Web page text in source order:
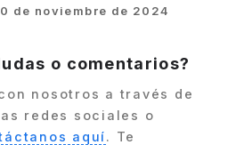
de noviembre de 2024
o comentarios?
nosotros a través de
redes sociales o
aquí. Te